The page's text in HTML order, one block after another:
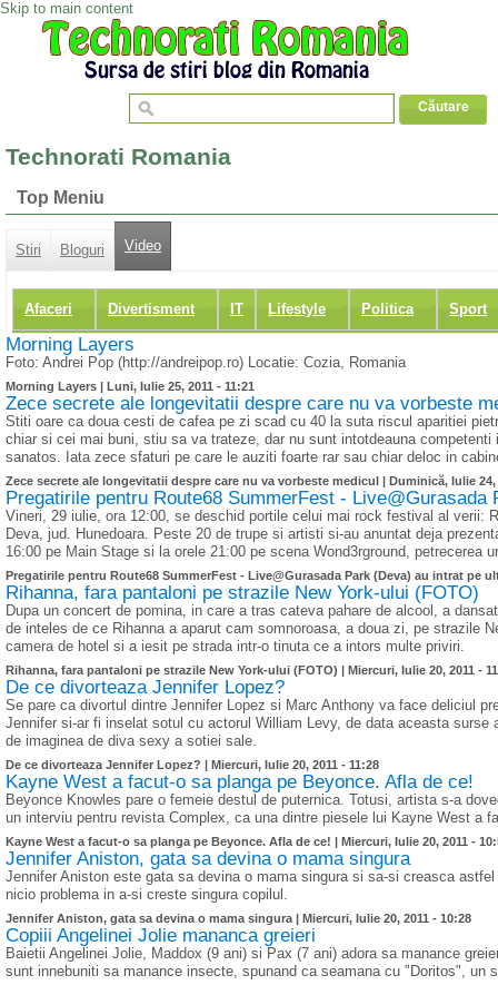
Skip to main content
Technorati Romania
Top Meniu
Stiri Bloguri Video
Afaceri Divertisment IT Lifestyle Politica Sport
Morning Layers
Foto: Andrei Pop (http://andreipop.ro) Locatie: Cozia, Romania
Morning Layers | Luni, Iulie 25, 2011 - 11:21
Zece secrete ale longevitatii despre care nu va vorbeste
Stiti oare ca doua cesti de cafea pe zi scad cu 40 la suta riscul aparitiei
chiar si cei mai buni, stiu sa va trateze, dar nu sunt intotdeauna
sanatos. Iata zece sfaturi pe care le auziti foarte rar sau chiar deloc in
Zece secrete ale longevitatii despre care nu va vorbeste medicul | Duminică, Iulie 24,
Pregatirile pentru Route68 SummerFest -
Vineri, 29 iulie, ora 12:00, se deschid portile celui mai rock festival al verii:
Deva, jud. Hunedoara. Peste 20 de trupe si artisti si-au anuntat deja
16:00 pe Main Stage si la orele 21:00 pe scena Wond3rground, petrecerea
Pregatirile pentru Route68 SummerFest - Live@Gurasada Park (Deva) au intrat pe
Rihanna, fara pantaloni pe strazile New York-ului (FOTO)
Dupa un concert de pomina, in care a tras cateva pahare de alcool, a
de inteles de ce Rihanna a aparut cam somnoroasa, a doua zi, pe strazile
camera de hotel si a iesit pe strada intr-o tinuta ce a intors multe priviri.
Rihanna, fara pantaloni pe strazile New York-ului (FOTO) | Miercuri, Iulie 20, 2011 -
De ce divorteaza Jennifer Lopez?
Se pare ca divortul dintre Jennifer Lopez si Marc Anthony va face deliciul
Jennifer si-ar fi inselat sotul cu actorul William Levy, de data aceasta
de imaginea de diva sexy a sotiei sale.
De ce divorteaza Jennifer Lopez? | Miercuri, Iulie 20, 2011 - 11:28
Kayne West a facut-o sa planga pe Beyonce. Afla de ce!
Beyonce Knowles pare o femeie destul de puternica. Totusi, artista s-a
un interviu pentru revista Complex, ca una dintre piesele lui Kayne West a
Kayne West a facut-o sa planga pe Beyonce. Afla de ce! | Miercuri, Iulie 20, 2011 -
Jennifer Aniston, gata sa devina o mama singura
Jennifer Aniston este gata sa devina o mama singura si sa-si creasca
nicio problema in a-si creste singura copilul.
Jennifer Aniston, gata sa devina o mama singura | Miercuri, Iulie 20, 2011 - 10:28
Copiii Angelinei Jolie mananca greieri
Baietii Angelinei Jolie, Maddox (9 ani) si Pax (7 ani) adora sa manance
sunt innebuniti sa manance insecte, spunand ca seamana cu "Doritos", un